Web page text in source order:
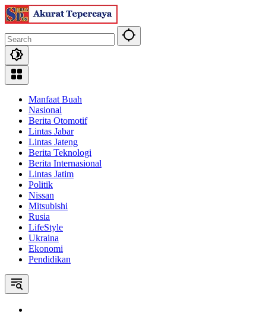
Skip
to
Manfaat Buah
Nasional
Berita Otomotif
Lintas Jabar
Lintas Jateng
Berita Teknologi
Berita Internasional
Lintas Jatim
Politik
Nissan
Mitsubishi
Rusia
LifeStyle
Ukraina
Ekonomi
Pendidikan